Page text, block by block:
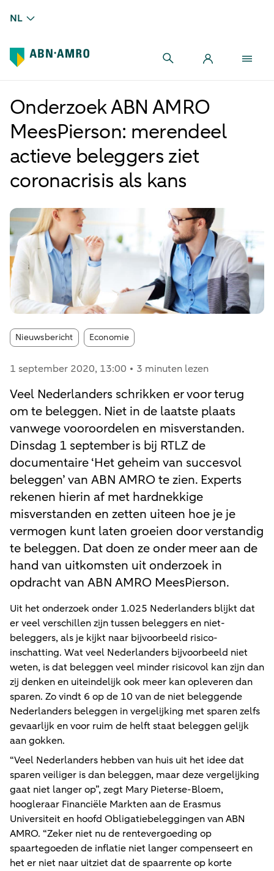
NL
Onderzoek ABN AMRO
MeesPierson: merendeel
actieve beleggers ziet
coronacrisis als kans
Nieuwsbericht Article tags:
Economie
1 september 2020, 13:00 3 minuten lezen
Veel Nederlanders schrikken er voor terug
om te beleggen. Niet in de laatste plaats
vanwege vooroordelen en misverstanden.
Dinsdag 1 september is bij RTLZ de
documentaire ‘Het geheim van succesvol
beleggen’ van ABN AMRO te zien. Experts
rekenen hierin af met hardnekkige
misverstanden en zetten uiteen hoe je je
vermogen kunt laten groeien door verstandig
te beleggen. Dat doen ze onder meer aan de
hand van uitkomsten uit onderzoek in
opdracht van ABN AMRO MeesPierson.
Uit het onderzoek onder 1.025 Nederlanders blijkt dat
er veel verschillen zijn tussen beleggers en niet-
beleggers, als je kijkt naar bijvoorbeeld risico-
inschatting. Wat veel Nederlanders bijvoorbeeld niet
weten, is dat beleggen veel minder risicovol kan zijn dan
zij denken en uiteindelijk ook meer kan opleveren dan
sparen. Zo vindt 6 op de 10 van de niet beleggende
Nederlanders beleggen in vergelijking met sparen zelfs
gevaarlijk en voor ruim de helft staat beleggen gelijk
aan gokken.
“Veel Nederlanders hebben van huis uit het idee dat
sparen veiliger is dan beleggen, maar deze vergelijking
gaat niet langer op”, zegt Mary Pieterse-Bloem,
hoogleraar Financiële Markten aan de Erasmus
Universiteit en hoofd Obligatiebeleggingen van ABN
AMRO. “Zeker niet nu de rentevergoeding op
spaartegoeden de inflatie niet langer compenseert en
het er niet naar uitziet dat de spaarrente op korte